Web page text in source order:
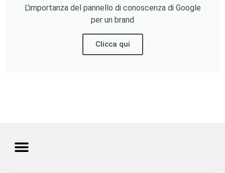
L'importanza del pannello di conoscenza di Google
per un brand
Clicca qui